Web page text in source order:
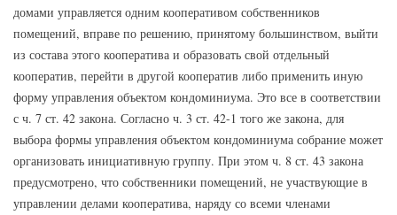
домами управляется одним кооперативом собственников
помещений, вправе по решению, принятому большинством, выйти
из состава этого кооператива и образовать свой отдельный
кооператив, перейти в другой кооператив либо применить иную
форму управления объектом кондоминиума. Это все в соответствии
с ч. 7 ст. 42 закона. Согласно ч. 3 ст. 42-1 того же закона, для
выбора формы управления объектом кондоминиума собрание может
организовать инициативную группу. При этом ч. 8 ст. 43 закона
предусмотрено, что собственники помещений, не участвующие в
управлении делами кооператива, наряду со всеми членами